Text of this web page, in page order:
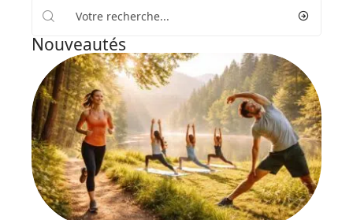
Nouveautés